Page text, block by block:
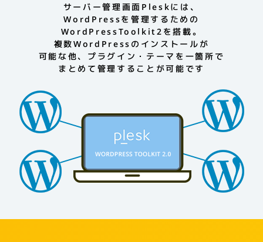
サーバー管理画面Pleskには、
WordPressを管理するための
WordPressToolkit2を搭載。
複数WordPressのインストールが
可能な他、プラグイン・テーマを一箇所で
まとめて管理することが可能です